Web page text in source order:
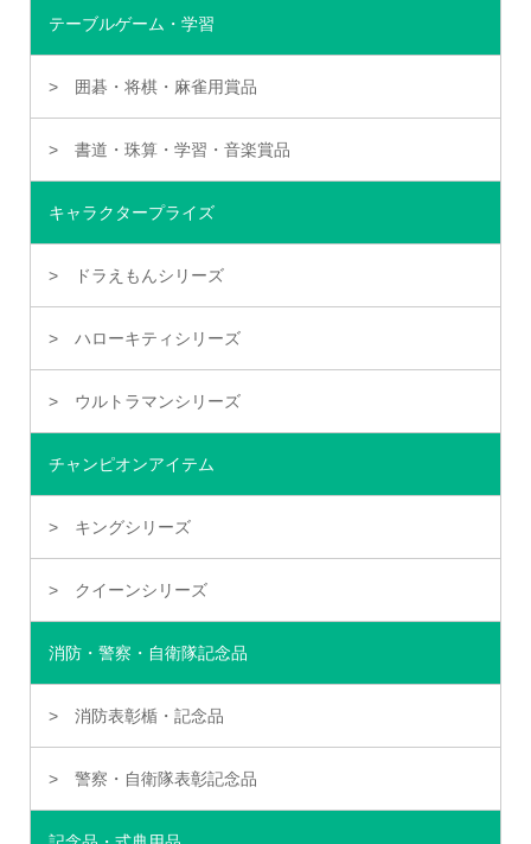
テーブルゲーム・学習
囲碁・将棋・麻雀用賞品
書道・珠算・学習・音楽賞品
キャラクタープライズ
ドラえもんシリーズ
ハローキティシリーズ
ウルトラマンシリーズ
チャンピオンアイテム
キングシリーズ
クイーンシリーズ
消防・警察・自衛隊記念品
消防表彰楯・記念品
警察・自衛隊表彰記念品